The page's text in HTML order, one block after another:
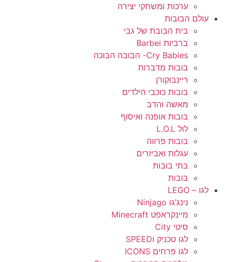
ערכות ומשחקי יצירה
עולם הבובות
בית הבובת של גבי
ברביות Barbei
Cry Babies- הבובה הבוכה
בובות מדברות
ריינבוקורן
בובות כוכבי הילדים
מאשה והדב
בובות אופנה ואיסוף
לול L.O.L
בובות פרווה
עגלות ואביזרים
בתי בובות
בובות
לגו – LEGO
נינג’גו Ninjago
מיינקראפט Minecraft
סיטי City
לגו טכניק וSPEED
לגו פרחים ICONS